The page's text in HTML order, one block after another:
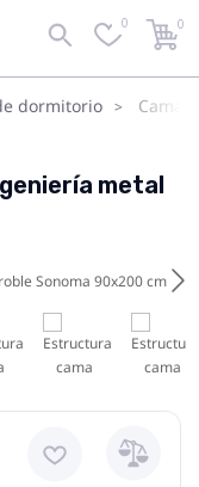
0 0
dormitorio Camas
metal